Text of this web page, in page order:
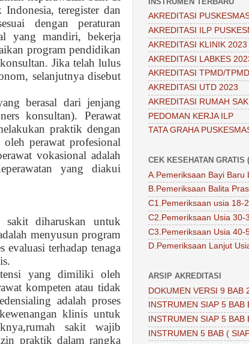
teregister dan
dengan peraturan
yang mandiri, bekerja
program pendidikan
Jika telah lulus
selanjutnya disebut
berasal dari jenjang
konsultan). Perawat
praktik dengan
perawat profesional
vokasional adalah
yang diakui
diharuskan untuk
menyusun program
evaluasi terhadap tenaga
yang dimiliki oleh
kompeten atau tidak
adalah proses
klinis untuk
sakit wajib
praktik dalam rangka
AKREDITASI
AKREDITASI ILP
AKREDITASI KLINIK 2023
AKREDITASI LABKES
AKREDITASI TPMD/
AKREDITASI UTD 2023
AKREDITASI RUMAH
PEDOMAN KERJA ILP
TATA GRAHA
CEK KESEHATAN GRATIS
A.Pemeriksaan Bayi Baru
B.Pemeriksaan Balita
C1.Pemeriksaan usia 18-
C2.Pemeriksaan Usia 30-
C3.Pemeriksaan Usia 40-
D.Pemeriksaan Lanjut
ARSIP AKREDITASI
DOKUMEN VERSI 9 BAB
INSTRUMEN SIAP 5 BAB
INSTRUMEN SIAP 5 BAB
INSTRUMEN 5 BAB (